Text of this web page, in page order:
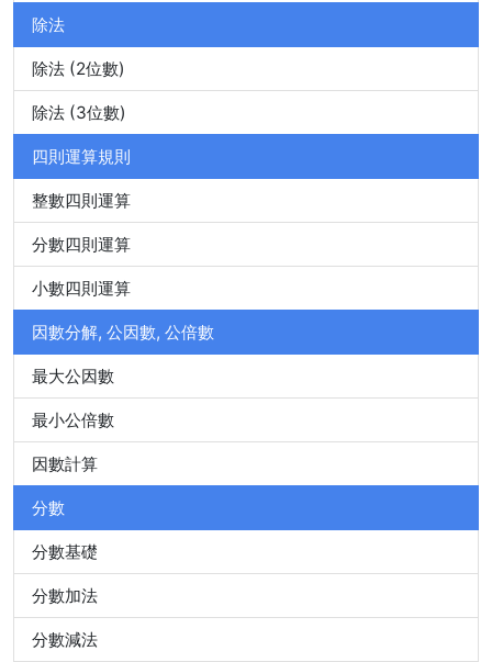
除法
除法 (2位數)
除法 (3位數)
四則運算規則
整數四則運算
分數四則運算
小數四則運算
因數分解, 公因數, 公倍數
最大公因數
最小公倍數
因數計算
分數
分數基礎
分數加法
分數減法